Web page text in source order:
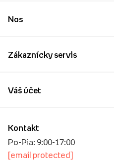
Nos
Zákaznícky servis
Kontakt
Po-Pia: 9:00-17:00
[email protected]
Váš účet